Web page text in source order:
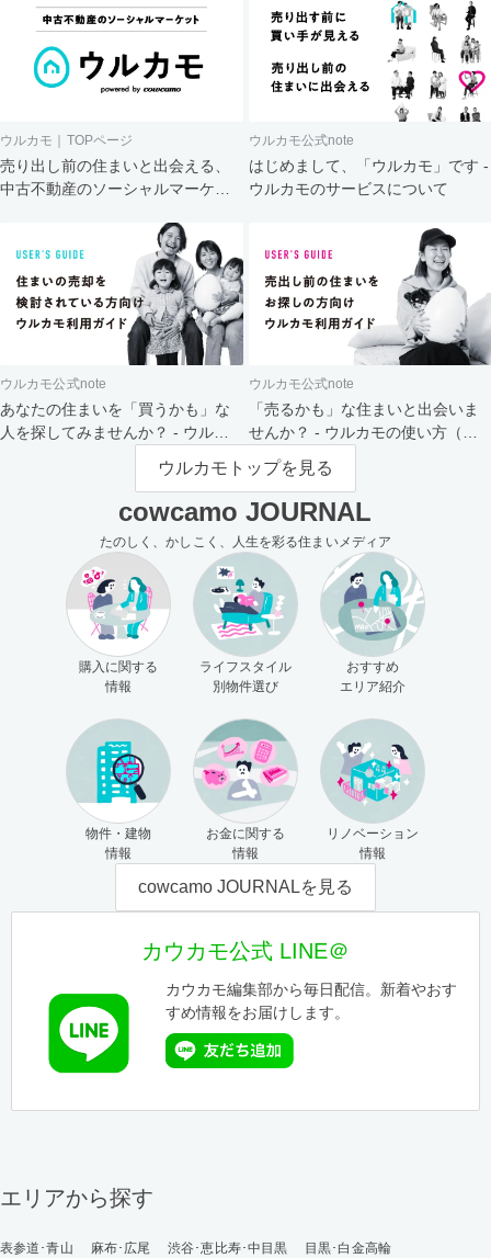
ウルカモ｜TOPページ
売り出し前の住まいと出会える、
中古不動産のソーシャルマーケッ
ウルカモ公式note
はじめまして、「ウルカモ」です -
ウルカモのサービスについて
ウルカモ公式note
あなたの住まいを「買うかも」な
人を探してみませんか？ - ウルカ
ウルカモ公式note
「売るかも」な住まいと出会いま
せんか？ - ウルカモの使い方（買
主さま向け）
ウルカモトップを見る
cowcamo JOURNAL
たのしく、かしこく、人生を彩る住まいメディア
購入に関する
情報
ライフスタイル
別物件選び
おすすめ
エリア紹介
物件・建物
情報
お金に関する
情報
リノベーション
情報
cowcamo JOURNALを見る
カウカモ公式 LINE＠
カウカモ編集部から毎日配信。新着やおす
すめ情報をお届けします。
エリアから探す
表参道･青山 麻布･広尾 渋谷･恵比寿･中目黒
目黒･白金高輪